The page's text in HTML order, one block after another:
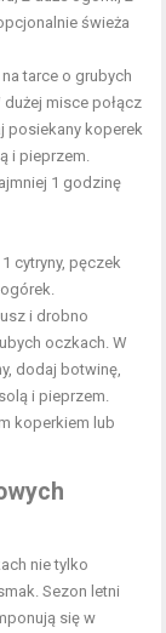
świeża
tarce o grubych
misce połącz
posiekany koperek
i pieprzem.
1 godzinę
cytryny, pęczek
i drobno
oczkach. W
dodaj botwinę,
i pieprzem.
koperkiem lub
nie tylko
Sezon letni
się w